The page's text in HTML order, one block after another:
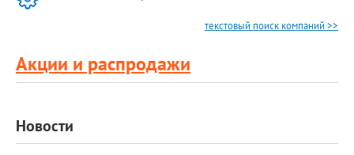
текстовый поиск компаний >>
Акции и распродажи
Новости